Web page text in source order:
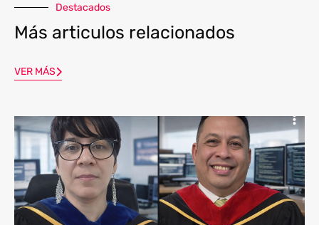
Destacados
Más articulos relacionados
VER MÁS